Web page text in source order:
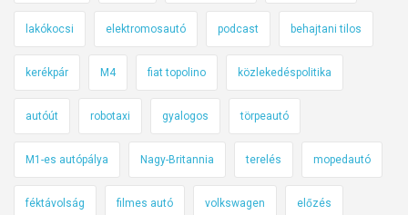
lakókocsi elektromosautó podcast behajtani tilos
kerékpár M4 fiat topolino közlekedéspolitika
autóút robotaxi gyalogos törpeautó
M1-es autópálya Nagy-Britannia terelés mopedautó
féktávolság filmes autó volkswagen előzés